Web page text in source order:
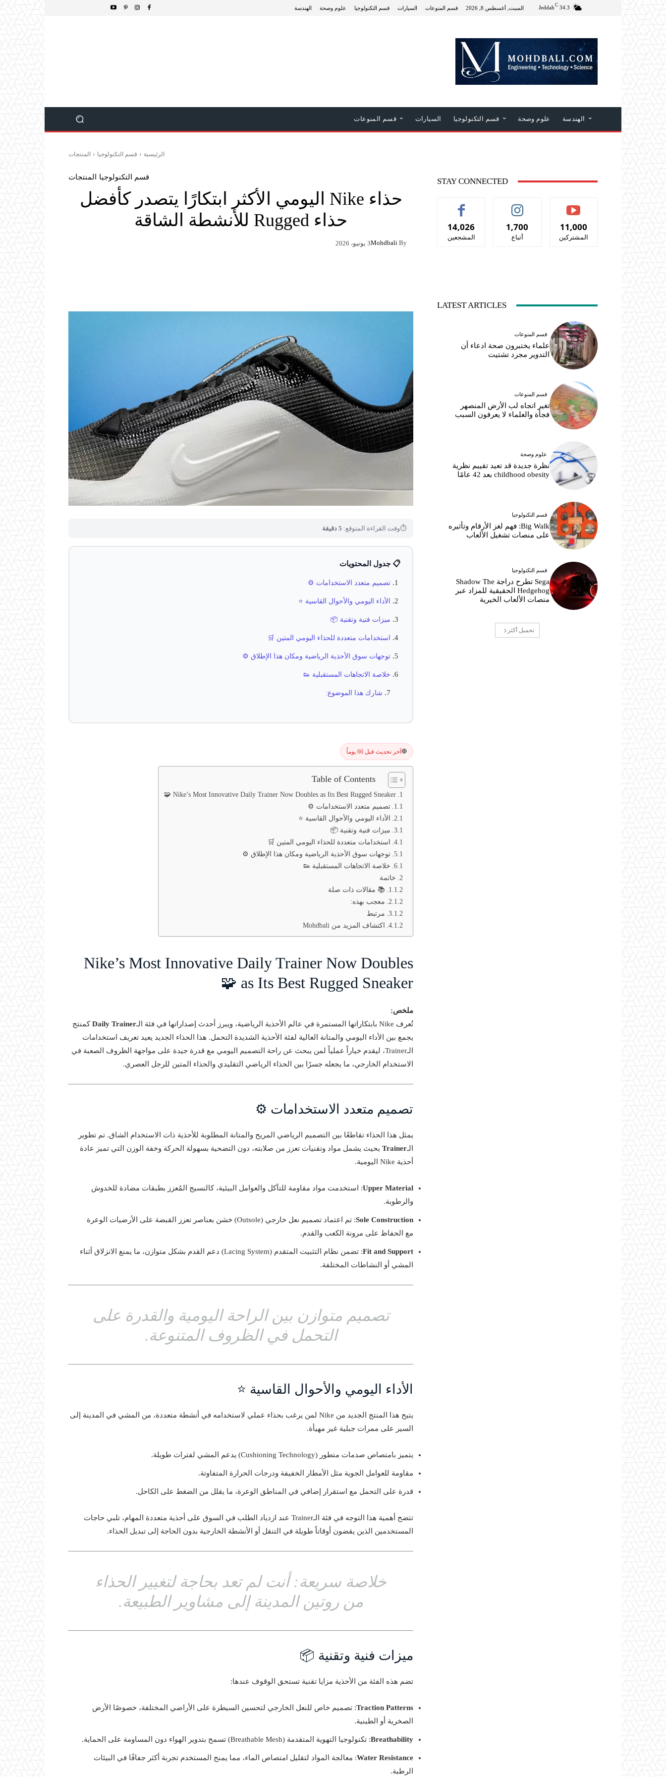
34.3
C
Jeddah السبت, أغسطس 8, 2026 الهندسة علوم وصحة قسم التكنولوجيا السيارات قسم المنوعات
الهندسة علوم وصحة قسم التكنولوجيا السيارات قسم المنوعات
الرئيسية قسم التكنولوجيا المنتجات
قسم التكنولوجيا المنتجات
حذاء Nike اليومي الأكثر ابتكارًا يتصدر كأفضل
حذاء Rugged للأنشطة الشاقة
By
Mohdbali3 يونيو، 2026
⏱وقت القراءة المتوقع: 5 دقيقة
📋 جدول المحتويات
تصميم متعدد الاستخدامات ⚙️
الأداء اليومي والأحوال القاسية ⭐
ميزات فنية وتقنية 📦
استخدامات متعددة للحذاء اليومي المتين 🛒
توجهات سوق الأحذية الرياضية ومكان هذا الإطلاق ⚙️
خلاصة الاتجاهات المستقبلية 👟
شارك هذا الموضوع:
🔴آخر تحديث قبل 66 يوماً
Table of Contents
Nike’s Most Innovative Daily Trainer Now Doubles as Its Best Rugged Sneaker 🧩
تصميم متعدد الاستخدامات ⚙️
الأداء اليومي والأحوال القاسية ⭐
ميزات فنية وتقنية 📦
استخدامات متعددة للحذاء اليومي المتين 🛒
توجهات سوق الأحذية الرياضية ومكان هذا الإطلاق ⚙️
خلاصة الاتجاهات المستقبلية 👟
خاتمة
📚 مقالات ذات صلة
معجب بهذه:
مرتبط
اكتشاف المزيد من Mohdbali
Nike’s Most Innovative Daily Trainer Now Doubles
as Its Best Rugged Sneaker 🧩
ملخص:
تُعرف Nike بابتكاراتها المستمرة في عالم الأحذية الرياضية، ويبرز أحدث إصداراتها في فئة الـ
Daily Trainerكمنتج
يجمع بين الأداء اليومي والمتانة العالية لفئة الأحذية الشديدة التحمل. هذا الحذاء الجديد يعيد تعريف استخدامات
الـTrainer، ليقدم خياراً عملياً لمن يبحث عن راحة التصميم اليومي مع قدرة جيدة على مواجهة الظروف الصعبة في
الاستخدام الخارجي، ما يجعله جسرًا بين الحذاء الرياضي التقليدي والحذاء المتين للرجل العصري.
تصميم متعدد الاستخدامات ⚙️
يمثل هذا الحذاء تقاطعًا بين التصميم الرياضي المريح والمتانة المطلوبة للأحذية ذات الاستخدام الشاق. تم تطوير
الـTrainer بحيث يشمل مواد وتقنيات تعزز من صلابته، دون التضحية بسهولة الحركة وخفة الوزن التي تميز عادة
أحذية Nike اليومية.
Upper Material: استخدمت مواد مقاومة للتآكل والعوامل البيئية، كالنسيج المُعزز بطبقات مضادة للخدوش
والرطوبة.
Sole Construction
: تم اعتماد تصميم نعل خارجي (Outsole) خشن بعناصر تعزز القبضة على الأرضيات الوعرة
مع الحفاظ على مرونة الكعب والقدم.
Fit and Support
: تضمن نظام التثبيت المتقدم (Lacing System) دعم القدم بشكل متوازن، ما يمنع الانزلاق أثناء
المشي أو النشاطات المختلفة.
تصميم متوازن بين الراحة اليومية والقدرة على
التحمل في الظروف المتنوعة.
الأداء اليومي والأحوال القاسية ⭐
يتيح هذا المنتج الجديد من Nike لمن يرغب بحذاء عملي لاستخدامه في أنشطة متعددة، من المشي في المدينة إلى
السير على ممرات جبلية غير مهيأة.
يتميز بامتصاص صدمات متطور (Cushioning Technology) يدعم المشي لفترات طويلة.
مقاومة للعوامل الجوية مثل الأمطار الخفيفة ودرجات الحرارة المتفاوتة.
قدرة على التحمل مع استقرار إضافي في المناطق الوعرة، ما يقلل من الضغط على الكاحل.
تتضح أهمية هذا التوجه في فئة الـTrainer عند ازدياد الطلب في السوق على أحذية متعددة المهام، تلبي حاجات
المستخدمين الذين يقضون أوقاتاً طويلة في التنقل أو الأنشطة الخارجية بدون الحاجة إلى تبديل الحذاء.
خلاصة سريعة: أنت لم تعد بحاجة لتغيير الحذاء
من روتين المدينة إلى مشاوير الطبيعة.
ميزات فنية وتقنية 📦
تضم هذه الفئة من الأحذية مزايا تقنية تستحق الوقوف عندها:
Traction Patterns: تصميم خاص للنعل الخارجي لتحسين السيطرة على الأراضي المختلفة، خصوصًا الأرض
الصخرية أو الطينية.
Breathability: تكنولوجيا التهوية المتقدمة (Breathable Mesh) تسمح بتدوير الهواء دون المساومة على الحماية.
Water Resistance: معالجة المواد لتقليل امتصاص الماء، مما يمنح المستخدم تجربة أكثر جفافًا في البيئات
الرطبة.
STAY CONNECTED
14,026
المشجعين
1,700
أتباع
11,000
المشتركين
LATEST ARTICLES
قسم المنوعات
علماء يختبرون صحة ادعاء أن
التدوير مجرد تشتيت
قسم المنوعات
تغير اتجاه لب الأرض المنصهر
فجأة والعلماء لا يعرفون السبب
علوم وصحة
نظرة جديدة قد تعيد تقييم نظرية
childhood obesity بعد 42 عامًا
قسم التكنولوجيا
Big Walk: فهم لغز الأرقام وتأثيره
على منصات تشغيل الألعاب
قسم التكنولوجيا
Sega تطرح دراجة Shadow The
Hedgehog الحقيقية للمزاد عبر
منصات الألعاب الخيرية
تحميل أكثر